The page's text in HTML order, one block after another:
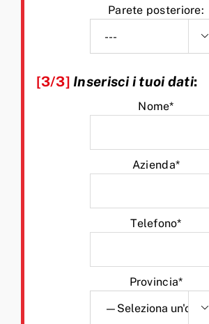
Parete posteriore:

[3/3] Inserisci i tuoi dati:
Nome*
Azienda*
Telefono*
Provincia*
